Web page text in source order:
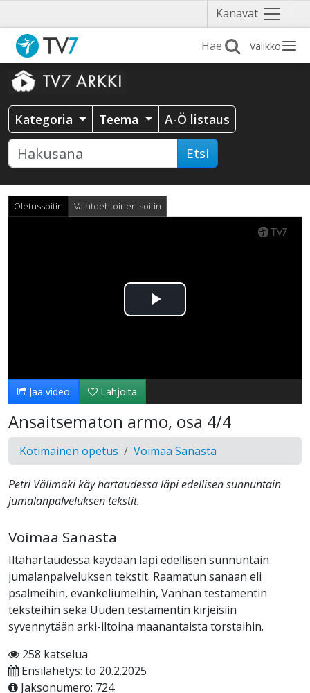
Kanavat Näytä
valikko
Valikko
Kategoria Teema A-Ö listaus
Etsi
Oletussoitin Vaihtoehtoinen soitin
Toista
Jaa video Lahjoita
Ansaitsematon armo, osa 4/4
Kotimainen opetus Voimaa Sanasta
Petri Välimäki käy hartaudessa läpi edellisen sunnuntain
jumalanpalveluksen tekstit.
Voimaa Sanasta
Iltahartaudessa käydään läpi edellisen sunnuntain
jumalanpalveluksen tekstit. Raamatun sanaan eli
psalmeihin, evankeliumeihin, Vanhan testamentin
teksteihin sekä Uuden testamentin kirjeisiin
syvennytään arki-iltoina maanantaista torstaihin.
258 katselua
Ensilähetys: to 20.2.2025
Jaksonumero: 724